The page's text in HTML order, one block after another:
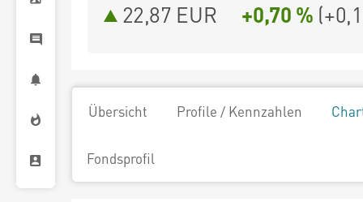
22,87 EUR +0,70 % (
Übersicht Profile / Kennzahlen
Fondsprofil